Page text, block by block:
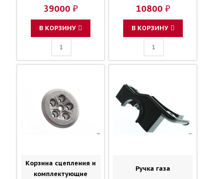
39000 ₽
В КОРЗИНУ
10800 ₽
В КОРЗИНУ
Корзина сцепления и
комплектующие
Ручка газа